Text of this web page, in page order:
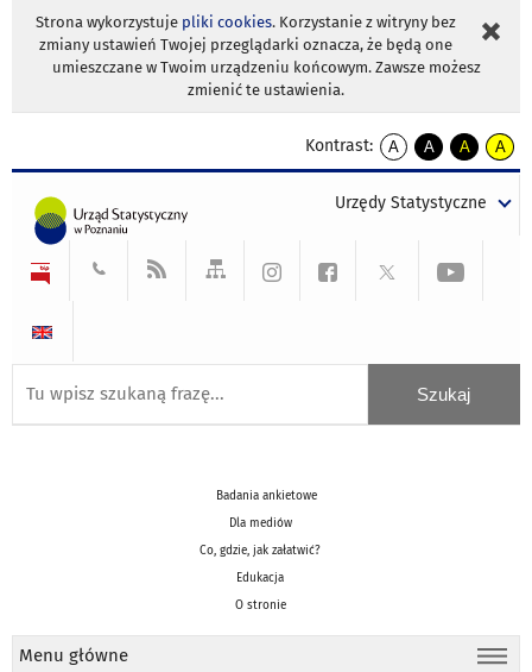
Strona wykorzystuje pliki cookies. Korzystanie z witryny bez
zmiany ustawień Twojej przeglądarki oznacza, że będą one
umieszczane w Twoim urządzeniu końcowym. Zawsze możesz
zmienić te ustawienia.
Kontrast:
A
kontrast
A
kontrast
tekst
czarnym
A
kontrast
tekst
czarnym
A
tekst
żółtym
Urzędy Statystyczne
Badania ankietowe
Dla mediów
Co, gdzie, jak załatwić?
Edukacja
O stronie
Menu główne